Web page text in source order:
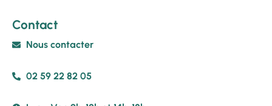
Contact
Nous contacter
02 59 22 82 05